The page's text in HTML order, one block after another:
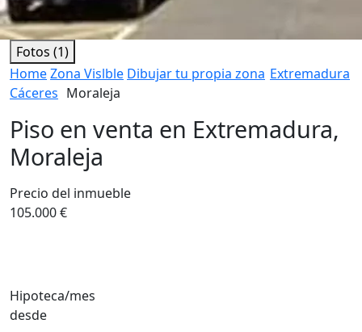
Fotos (1)
HomeZona Vislble Dibujar tu propia zona Extremadura
Cáceres Moraleja
Piso en venta en Extremadura,
Moraleja
Precio del inmueble
105.000 €
Hipoteca/mes
desde